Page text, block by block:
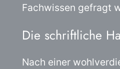
Fachwissen gefragt
Die schriftliche
Nach einer